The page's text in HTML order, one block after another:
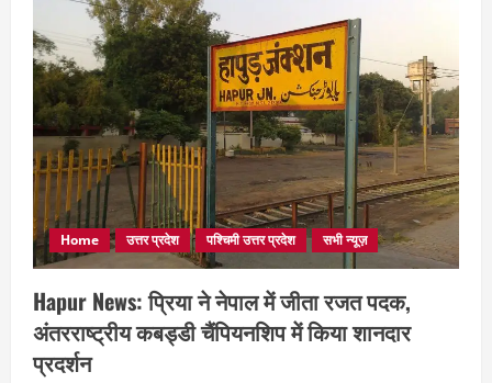
Home उत्तर प्रदेश पश्चिमी उत्तर प्रदेश सभी न्यूज़
Hapur News: प्रिया ने नेपाल में जीता रजत पदक,
अंतरराष्ट्रीय कबड्डी चैंपियनशिप में किया शानदार
प्रदर्शन